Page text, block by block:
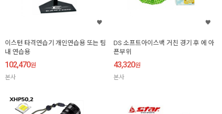
이스턴 타격연습기 개인연습용 또는 팀
내 연습용
102,470원
본사
DS 소프트아이스백 거친 경기 후 에 아
픈부위
43,320원
본사